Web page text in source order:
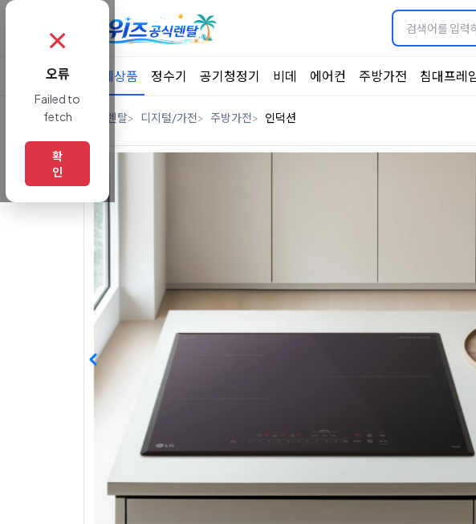
전체상품 정수기 공기청정기 비데 에어컨 주방가전 침대프레
렌탈 디지털/가전 주방가전 인덕션
✗
오류
Failed to
fetch
확
인